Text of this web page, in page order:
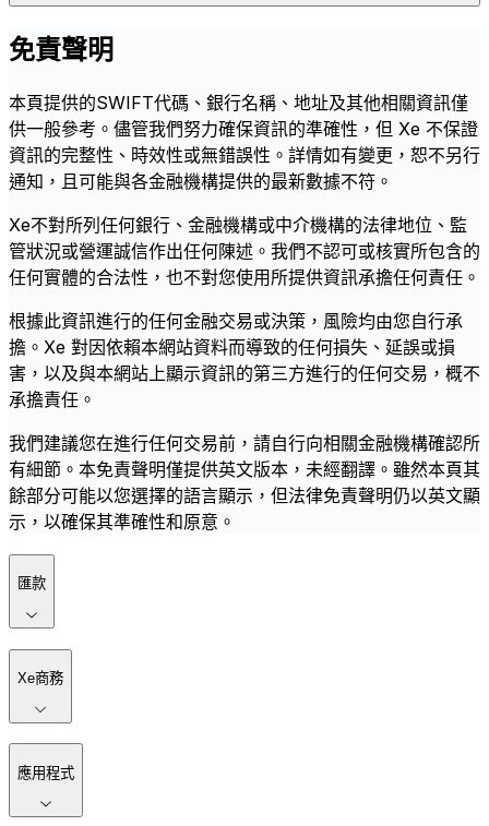
免責聲明
本頁提供的SWIFT代碼、銀行名稱、地址及其他相關資訊僅
供一般參考。儘管我們努力確保資訊的準確性，但 Xe 不保證
資訊的完整性、時效性或無錯誤性。詳情如有變更，恕不另行
通知，且可能與各金融機構提供的最新數據不符。
Xe不對所列任何銀行、金融機構或中介機構的法律地位、監
管狀況或營運誠信作出任何陳述。我們不認可或核實所包含的
任何實體的合法性，也不對您使用所提供資訊承擔任何責任。
根據此資訊進行的任何金融交易或決策，風險均由您自行承
擔。Xe 對因依賴本網站資料而導致的任何損失、延誤或損
害，以及與本網站上顯示資訊的第三方進行的任何交易，概不
承擔責任。
我們建議您在進行任何交易前，請自行向相關金融機構確認所
有細節。本免責聲明僅提供英文版本，未經翻譯。雖然本頁其
餘部分可能以您選擇的語言顯示，但法律免責聲明仍以英文顯
示，以確保其準確性和原意。
匯款
Xe商務
應用程式